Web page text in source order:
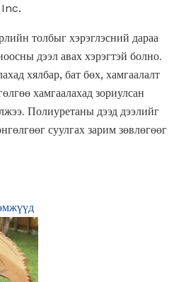
толбыг хэрэглэсний дараа
дээл авах хэрэгтэй болно.
хялбар, бат бөх, хамгаалалт
хамгаалахад зориулсан
Полиуретаны дээд дээлийг
суулгах зарим зөвлөгөөг